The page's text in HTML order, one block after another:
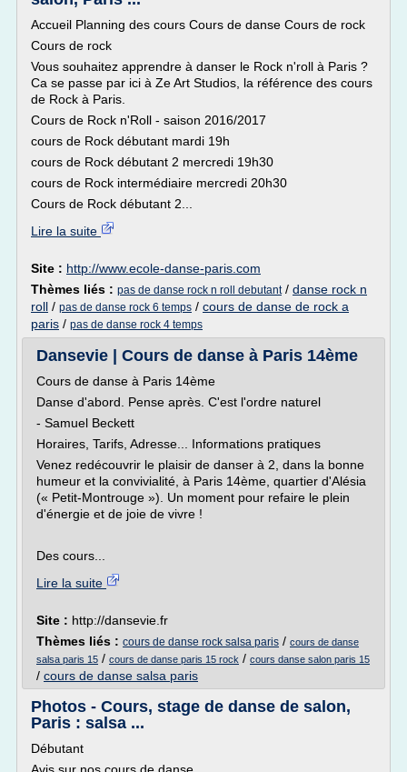
Accueil Planning des cours Cours de danse Cours de rock
Cours de rock
Vous souhaitez apprendre à danser le Rock n'roll à Paris ?
Ca se passe par ici à Ze Art Studios, la référence des cours
de Rock à Paris.
Cours de Rock n'Roll - saison 2016/2017
cours de Rock débutant mardi 19h
cours de Rock débutant 2 mercredi 19h30
cours de Rock intermédiaire mercredi 20h30
Cours de Rock débutant 2...
Lire la suite
Site : http://www.ecole-danse-paris.com
Thèmes liés : pas de danse rock n roll debutant/ danse rock n
roll / pas de danse rock 6 temps / cours de danse de rock a
paris / pas de danse rock 4 temps
Dansevie | Cours de danse à Paris 14ème
Cours de danse à Paris 14ème
Danse d'abord. Pense après. C'est l'ordre naturel
- Samuel Beckett
Horaires, Tarifs, Adresse... Informations pratiques
Venez redécouvrir le plaisir de danser à 2, dans la bonne
humeur et la convivialité, à Paris 14ème, quartier d'Alésia
(« Petit-Montrouge »). Un moment pour refaire le plein
d'énergie et de joie de vivre !
Des cours...
Lire la suite
Site : http://dansevie.fr
Thèmes liés : cours de danse rock salsa paris / cours de danse
salsa paris 15 / cours de danse paris 15 rock / cours danse salon paris 15
/ cours de danse salsa paris
Photos - Cours, stage de danse de salon,
Paris : salsa ...
Débutant